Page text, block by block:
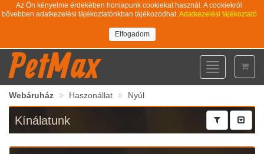
Az Ön kényelme érdekében honlapunk cookiekat használ. A cookiekról
bővebben adatkezelési tájékoztatónkban tájékozódhat.Adatkezelési tájékoztató
Elfogadom
PetMax
Toggle
navigation
Webáruház
Haszonállat Nyúl
Kínálatunk